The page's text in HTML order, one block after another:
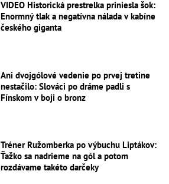
VIDEO Historická prestrelka priniesla šok:
Enormný tlak a negatívna nálada v kabíne
českého giganta
Ani dvojgólové vedenie po prvej tretine
nestačilo: Slováci po dráme padli s
Fínskom v boji o bronz
Tréner Ružomberka po výbuchu Liptákov:
Ťažko sa nadrieme na gól a potom
rozdávame takéto darčeky